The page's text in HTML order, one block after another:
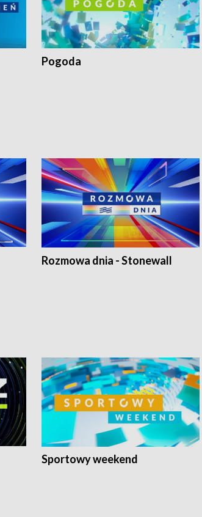
Pogoda
Rozmowa dnia - Stonewall
Sportowy weekend